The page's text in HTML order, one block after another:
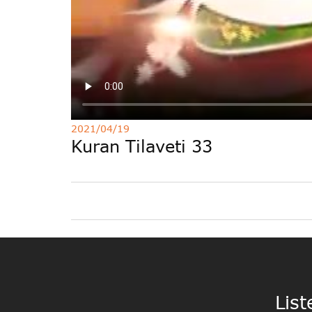
2021/04/19
Kuran Tilaveti 33